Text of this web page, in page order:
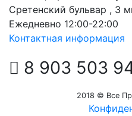
Сретенский бульвар , 3
Ежедневно 12:00-22:00
Контактная информация
8 903 503
2018 © Все